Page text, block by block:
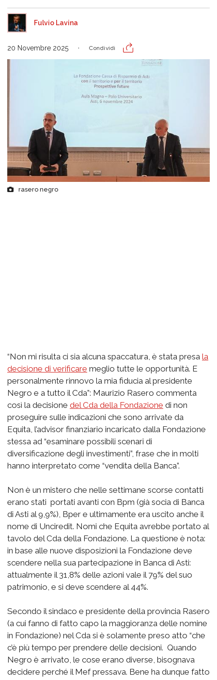
Fulvio Lavina
20 Novembre 2025 Condividi
rasero negro
“Non mi risulta ci sia alcuna spaccatura, è stata presa la
decisione di verificare meglio tutte le opportunità. E
personalmente rinnovo la mia fiducia al presidente
Negro e a tutto il Cda”: Maurizio Rasero commenta
così la decisione del Cda della Fondazione di non
proseguire sulle indicazioni che sono arrivate da
Equita, l’advisor finanziario incaricato dalla Fondazione
stessa ad “esaminare possibili scenari di
diversificazione degli investimenti”, frase che in molti
hanno interpretato come “vendita della Banca”.
Non è un mistero che nelle settimane scorse contatti
erano stati portati avanti con Bpm (già socia di Banca
di Asti al 9,9%), Bper e ultimamente era uscito anche il
nome di Unciredit. Nomi che Equita avrebbe portato al
tavolo del Cda della Fondazione. La questione è nota:
in base alle nuove disposizioni la Fondazione deve
scendere nella sua partecipazione in Banca di Asti:
attualmente il 31,8% delle azioni vale il 79% del suo
patrimonio, e si deve scendere al 44%.
Secondo il sindaco e presidente della provincia Rasero
(a cui fanno di fatto capo la maggioranza delle nomine
in Fondazione) nel Cda si è solamente preso atto “che
c’è più tempo per prendere delle decisioni. Quando
Negro è arrivato, le cose erano diverse, bisognava
decidere perché il Mef pressava. Bene ha dunque fatto